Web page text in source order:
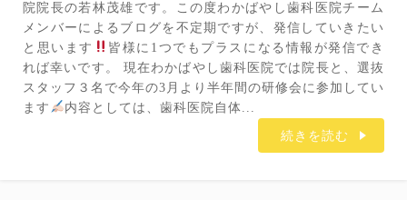
院院長の若林茂雄です。この度わかばやし歯科医院チーム
メンバーによるブログを不定期ですが、発信していきたい
と思います
皆様に1つでもプラスになる情報が発信でき
れば幸いです。 現在わかばやし歯科医院では院長と、選抜
スタッフ３名で今年の3月より半年間の研修会に参加してい
ます
内容としては、歯科医院自体...
続きを読む